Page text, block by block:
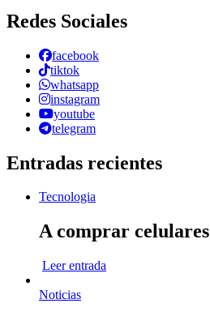
Redes Sociales
facebook
tiktok
whatsapp
instagram
youtube
telegram
Entradas recientes
Tecnologia
A comprar celulares
Leer entrada
Noticias